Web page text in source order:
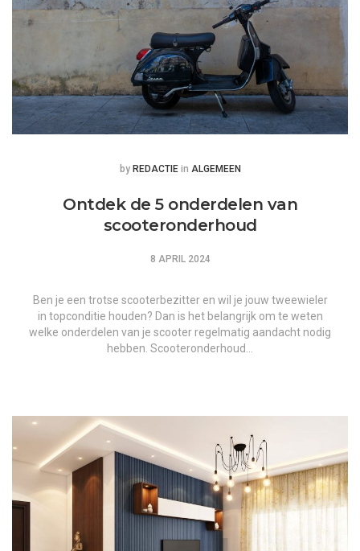
Posted
by REDACTIE Posted
in ALGEMEEN
Ontdek de 5 onderdelen van
scooteronderhoud
8 APRIL 2024
Ben je een trotse scooterbezitter en wil je jouw tweewieler
in topconditie houden? Dan is het belangrijk om te weten
welke onderdelen van je scooter regelmatig aandacht nodig
hebben. Scooteronderhoud…